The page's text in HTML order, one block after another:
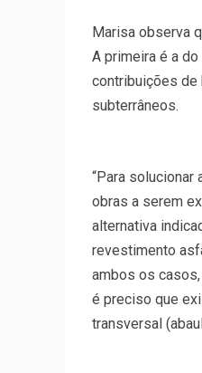
Marisa observa
A primeira é a
contribuições de
subterrâneos.
“Para
obras a serem
alternativa
revestimento
ambos os
é preciso que
transversal